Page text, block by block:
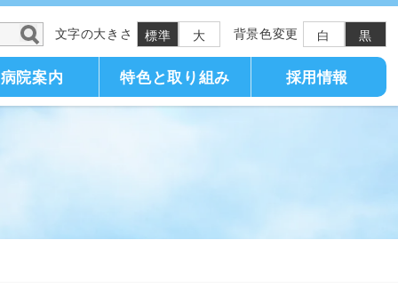
文字の大きさ 標準 大 背景色変更 白 黒
病院案内 特色と取り組み 採用情報